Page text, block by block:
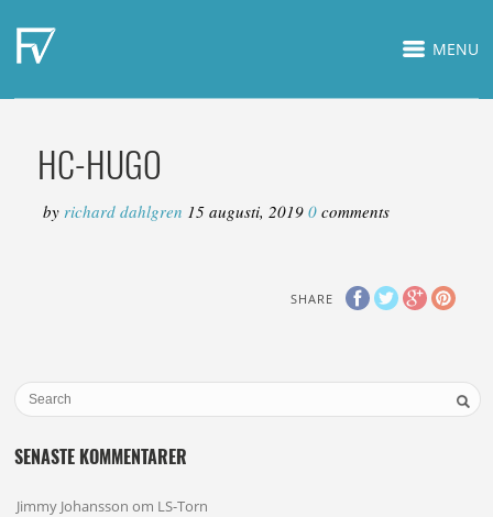
MENU
HC-HUGO
byrichard dahlgren 15 augusti, 2019 0comments
SHARE
SENASTE KOMMENTARER
Jimmy Johansson om LS-Torn